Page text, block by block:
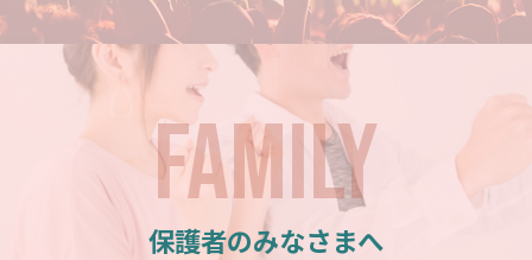
FAMILY
保護者のみなさまへ